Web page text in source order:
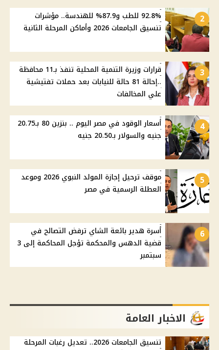
2
92.8% للطب و87.9% للهندسة.. مؤشرات
تنسيق الجامعات 2026 وأماكن المرحلة الثانية
3
قرارات وزيرة التنمية المحلية تنفذ بـ11 محافظة
..إحالة 81 حالة للنيابات بعد حملات تفتيشية
علي المخالفات
4
أسعار الوقود في مصر اليوم .. بنزين 80 بـ20.75
جنيه والسولار بـ20.50 جنيه
5
موقف ترحيل إجازة المولد النبوي 2026 وموعد
العطلة الرسمية في مصر
6
أسرة هدير بائعة الشاي ترفض التصالح في
قضية الدهس والمحكمة تؤجل المحاكمة إلى 3
سبتمبر
الاخبار العامة
تنسيق الجامعات 2026.. تعديل رغبات المرحلة